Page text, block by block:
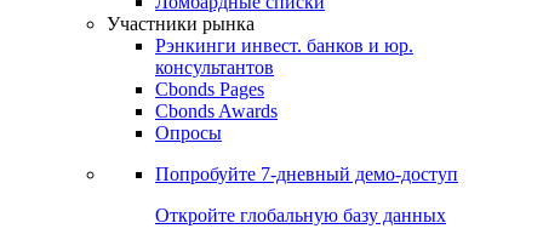
Участники рынка
Рэнкинги инвест. банков и юр.
консультантов
Cbonds Pages
Cbonds Awards
Опросы
Попробуйте 7-дневный демо-доступ
Откройте глобальную базу данных